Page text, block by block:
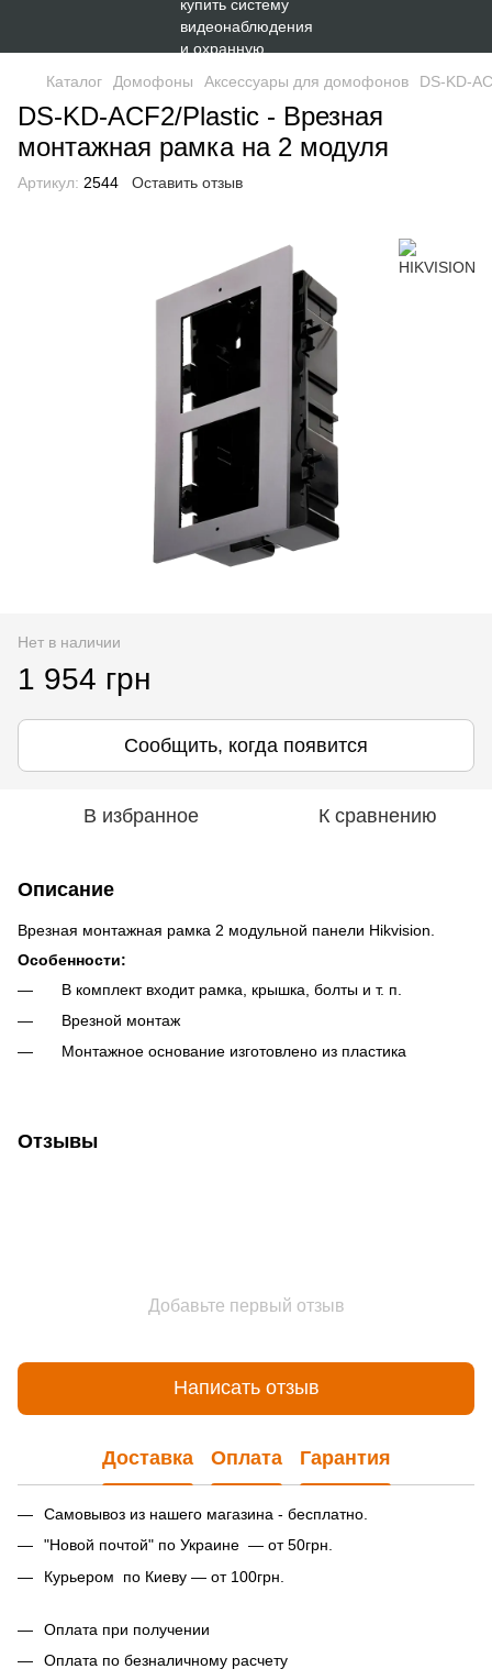
Каталог Домофоны Аксессуары для домофонов DS-KD-
DS-KD-ACF2/Plastic - Врезная
монтажная рамка на 2 модуля
Артикул: 2544 Оставить отзыв
Нет в наличии
1 954 грн
Сообщить, когда появится
В избранное К сравнению
Описание
Врезная монтажная рамка 2 модульной панели Hikvision.
Особенности:
В комплект входит рамка, крышка, болты и т. п.
Врезной монтаж
Монтажное основание изготовлено из пластика
Отзывы
Добавьте первый отзыв
Написать отзыв
Доставка Оплата Гарантия
Самовывоз из нашего магазина - бесплатно.
"Новой почтой" по Украине — от 50грн.
Курьером по Киеву — от 100грн.
Оплата при получении
Оплата по безналичному расчету